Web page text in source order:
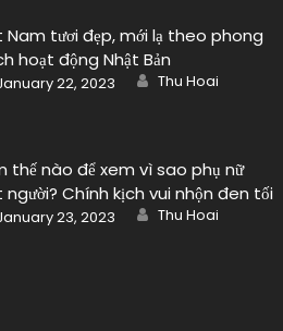
Nam tươi đẹp, mới lạ theo phong
hoạt động Nhật Bản
Posted 22, 2023 Author
Thu Hoai
thế nào để xem vì sao phụ nữ
Chính kịch vui nhộn đen tối
Posted 23, 2023 Author
Thu Hoai